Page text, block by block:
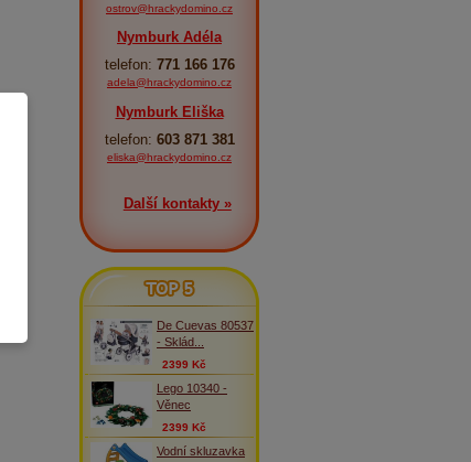
ostrov@hrackydomino.cz
Nymburk Adéla
telefon: 771 166 176
adela@hrackydomino.cz
Nymburk Eliška
telefon: 603 871 381
eliska@hrackydomino.cz
Další kontakty »
TOP 5
De Cuevas 80537
- Sklád...
2399 Kč
Lego 10340 -
Věnec
2399 Kč
Vodní skluzavka